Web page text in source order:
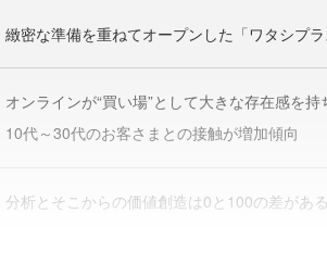
緻密な準備を重ねてオープンした「ワタシプラ
オンラインが“買い場”として大きな存在感を持
10代～30代のお客さまとの接触が増加傾向
分析とそこからの価値創造は0と100の差がある